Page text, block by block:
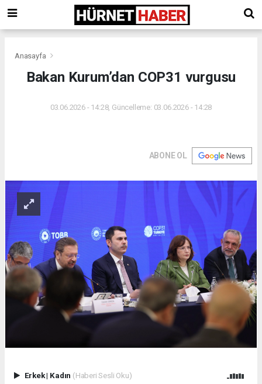
Anasayfa
Bakan Kurum’dan COP31 vurgusu
03.06.2026 - 14:28, Güncelleme: 03.06.2026 - 14:28
ABONE OL
Erkek| Kadın (Haberi Sesli Oku)